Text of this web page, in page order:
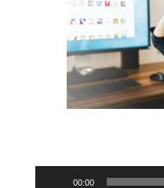
Reproductor
00:00